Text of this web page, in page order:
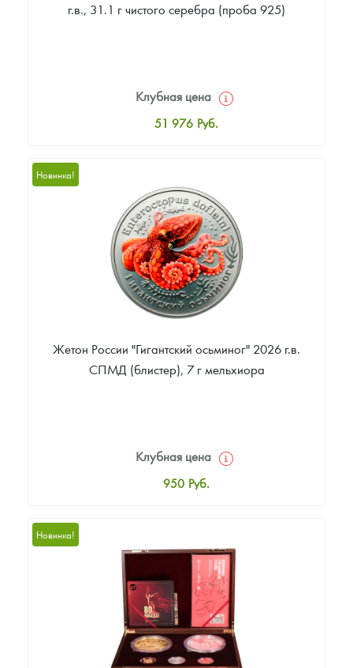
г.в., 31.1 г чистого серебра (проба 925)
Клубная цена
51 976 Руб.
Цена выкупа
Звоните
Новинка!
Жетон России "Гигантский осьминог" 2026 г.в.
СПМД (блистер), 7 г мельхиора
Клубная цена
950 Руб.
Цена выкупа
Звоните
Новинка!